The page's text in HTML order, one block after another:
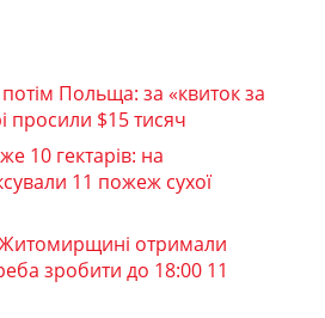
Польща: за «квиток за
просили $15 тисяч
10 гектарів: на
11 пожеж сухої
Житомирщині отримали
зробити до 18:00 11